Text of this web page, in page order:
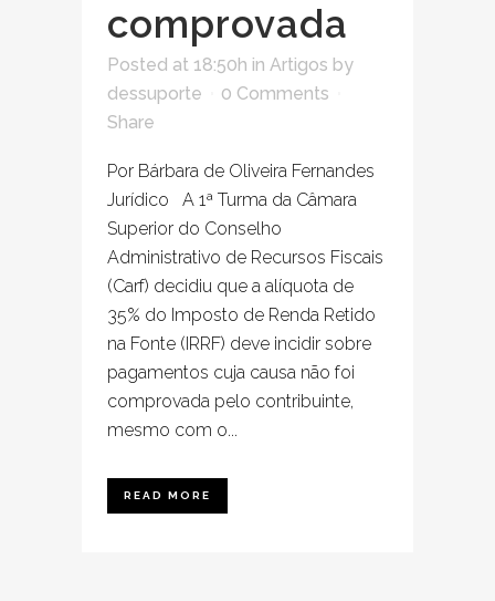
comprovada
Posted at 18:50h in Artigos by
dessuporte
0 Comments
Share
Por Bárbara de Oliveira Fernandes
Jurídico A 1ª Turma da Câmara
Superior do Conselho
Administrativo de Recursos Fiscais
(Carf) decidiu que a alíquota de
35% do Imposto de Renda Retido
na Fonte (IRRF) deve incidir sobre
pagamentos cuja causa não foi
comprovada pelo contribuinte,
mesmo com o...
READ MORE